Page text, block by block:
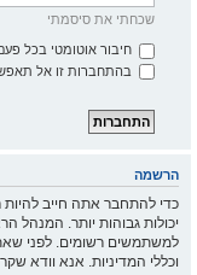
שכחתי את סיסמתי
חיבור אוטומטי בכל
בהתחברות זו אל
הרשמה
כדי להתחבר אתה חייב
יכולות גבוהות יותר. המנהל
למשתמשים רשומים. לפני
וכללי המדיניות. אנא וודא